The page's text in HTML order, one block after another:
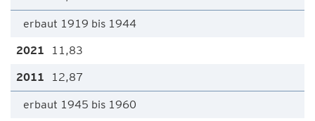
erbaut 1919 bis 1944
11,83
12,87
erbaut 1945 bis 1960